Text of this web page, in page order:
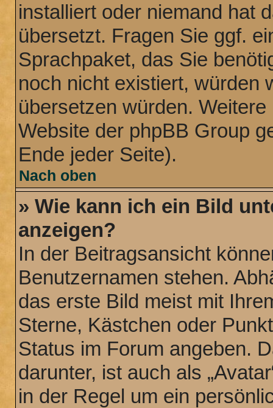
installiert oder niemand hat
übersetzt. Fragen Sie ggf.
Sprachpaket, das Sie
noch nicht existiert, würden
übersetzen würden.
Website der phpBB Group
Ende jeder Seite).
Nach oben
» Wie kann ich ein Bild
anzeigen?
In der Beitragsansicht
Benutzernamen stehen.
das erste Bild meist mit
Sterne, Kästchen oder
Status im Forum angeben.
darunter, ist auch als
in der Regel um ein